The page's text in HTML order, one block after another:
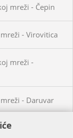
mreži - Čepin
- Virovitica
mreži -
- Daruvar
- Virovitica